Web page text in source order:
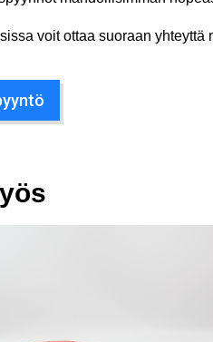
voit ottaa suoraan yhteyttä